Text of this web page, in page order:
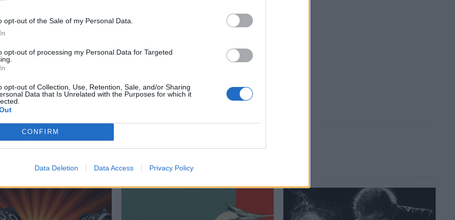
opt-out of the Sale of my Personal Data.
opt-out of processing my Personal Data for Targeted
opt-out of Collection, Use, Retention, Sale, and/or Sharing
Data that Is Unrelated with the Purposes for which it
CONFIRM
Data Deletion Data Access Privacy Policy
→
Δείτε επίσης